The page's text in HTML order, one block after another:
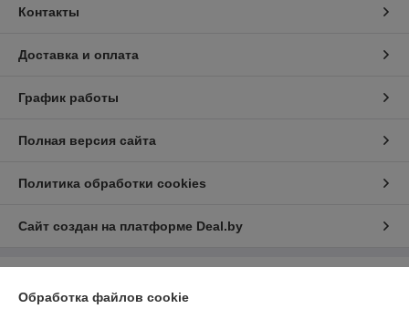
Контакты
Доставка и оплата
График работы
Полная версия сайта
Политика обработки cookies
Сайт создан на платформе Deal.by
Обработка файлов cookie